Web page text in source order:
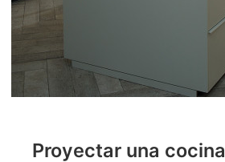
Proyectar una cocina